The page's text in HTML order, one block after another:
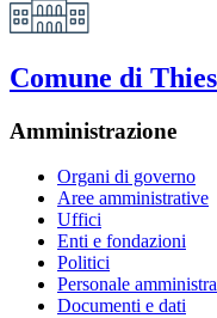
Comune di
Amministrazione
Organi di governo
Aree amministrative
Uffici
Enti e fondazioni
Politici
Personale
Documenti e dati